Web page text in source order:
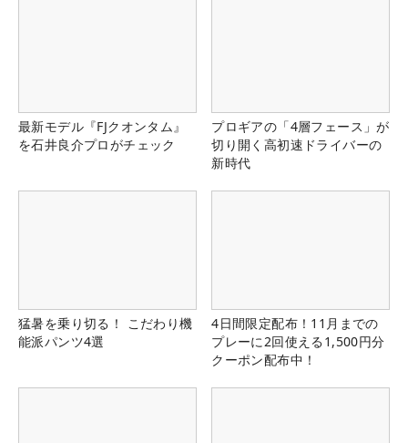
最新モデル『FJクオンタム』
を石井良介プロがチェック
プロギアの「4層フェース」が
切り開く高初速ドライバーの
新時代
猛暑を乗り切る！ こだわり機
能派パンツ4選
4日間限定配布！11月までの
プレーに2回使える1,500円分
クーポン配布中！